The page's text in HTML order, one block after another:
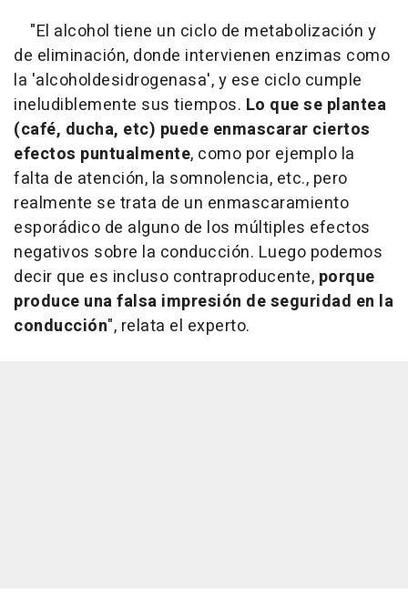
"El alcohol tiene un ciclo de metabolización y
de eliminación, donde intervienen enzimas como
la 'alcoholdesidrogenasa', y ese ciclo cumple
ineludiblemente sus tiempos. Lo que se plantea
(café, ducha, etc) puede enmascarar ciertos
efectos puntualmente, como por ejemplo la
falta de atención, la somnolencia, etc., pero
realmente se trata de un enmascaramiento
esporádico de alguno de los múltiples efectos
negativos sobre la conducción. Luego podemos
decir que es incluso contraproducente, porque
produce una falsa impresión de seguridad en la
conducción", relata el experto.